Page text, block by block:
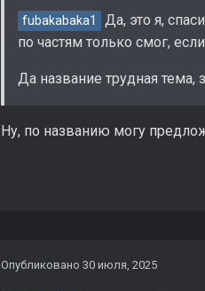
fubakabaka1
Да, это я,
по частям только смог,
Да название трудная тема,
Ну, по названию могу
Опубликовано 30 июля, 2025